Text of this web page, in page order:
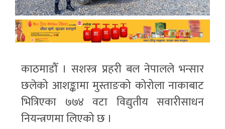
काठमाडौँ । सशस्त्र प्रहरी बल नेपालले भन्सार
छलेको आशङ्कामा मुस्ताङको कोरोला नाकाबाट
भित्रिएका ७७४ वटा विद्युतीय सवारीसाधन
नियन्त्रणमा लिएको छ ।